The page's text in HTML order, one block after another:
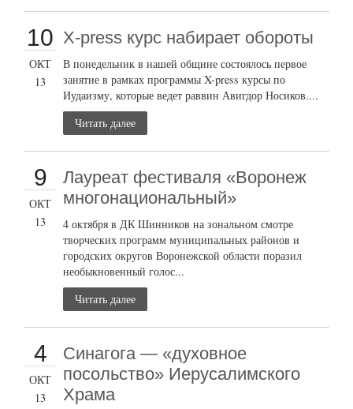
10
ОКТ
13
X-press курс набирает обороты
В понедельник в нашей общине состоялось первое
занятие в рамках программы X-press курсы по
Иудаизму, которые ведет раввин Авигдор Носиков....
Читать далее
9
ОКТ
13
Лауреат фестиваля «Воронеж
многонациональный»
4 октября в ДК Шинников на зональном смотре
творческих программ муниципальных районов и
городских округов Воронежской области поразил
необыкновенный голос...
Читать далее
4
ОКТ
13
Синагога — «духовное
посольство» Иерусалимского
Храма